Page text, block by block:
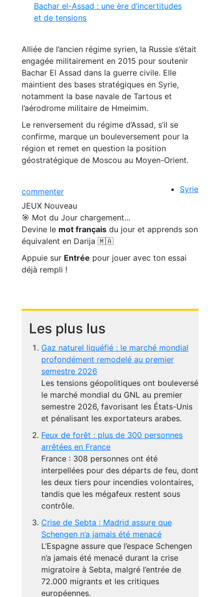
Bachar el-Assad : une ère d’incertitudes
et de tensions
Alliée de l’ancien régime syrien, la Russie s’était
engagée militairement en 2015 pour soutenir
Bachar El Assad dans la guerre civile. Elle
maintient des bases stratégiques en Syrie,
notamment la base navale de Tartous et
l’aérodrome militaire de Hmeimim.
Le renversement du régime d’Assad, s’il se
confirme, marque un bouleversement pour la
région et remet en question la position
géostratégique de Moscou au Moyen-Orient.
commenter
Syrie
JEUX Nouveau
🎯 Mot du Jour chargement...
Devine le mot français du jour et apprends son
équivalent en Darija 🇲🇦
Appuie sur Entrée pour jouer avec ton essai
déjà rempli !
Les plus lus
Gaz naturel liquéfié : le marché mondial
profondément remodelé au premier
semestre 2026
Les tensions géopolitiques ont bouleversé
le marché mondial du GNL au premier
semestre 2026, favorisant les États-Unis
et pénalisant les exportateurs arabes.
Feux de forêt : plus de 300 personnes
arrêtées en France
France : 308 personnes ont été
interpellées pour des départs de feu, dont
les deux tiers pour incendies volontaires,
tandis que les mégafeux restent sous
contrôle.
Crise de Sebta : Madrid assure que
Schengen n’a jamais été menacé
L’Espagne assure que l’espace Schengen
n’a jamais été menacé durant la crise
migratoire à Sebta, malgré l’entrée de
72.000 migrants et les critiques
européennes.